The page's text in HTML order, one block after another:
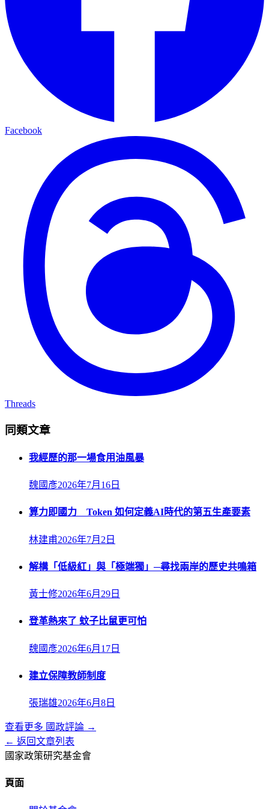
Facebook
Threads
同類文章
我經歷的那一場食用油風暴
魏國彥2026年7月16日
算力即國力 Token 如何定義AI時代的第五生產要素
林建甫2026年7月2日
解構「低級紅」與「極端獨」─尋找兩岸的歷史共鳴箱
黃士修2026年6月29日
登革熱來了 蚊子比鼠更可怕
魏國彥2026年6月17日
建立保障教師制度
張瑞雄2026年6月8日
查看更多 國政評論 →
← 返回文章列表
國家政策研究基金會
頁面